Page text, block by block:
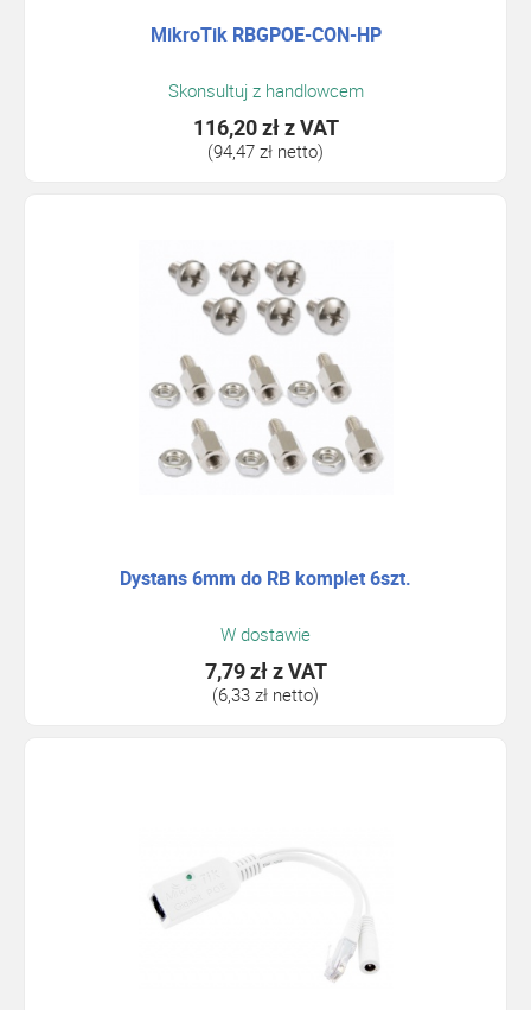
MikroTik RBGPOE-CON-HP
Skonsultuj z handlowcem
116,20 złz VAT
(94,47 zł netto)
Dystans 6mm do RB komplet 6szt.
W dostawie
7,79 złz VAT
(6,33 zł netto)